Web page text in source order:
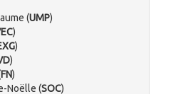
(UMP)
)
)
)
FN)
Noëlle (SOC)